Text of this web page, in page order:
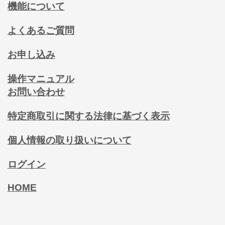
機能について
よくあるご質問
お申し込み
操作マニュアル
お問い合わせ
特定商取引に関する法律に基づく表示
個人情報の取り扱いについて
ログイン
HOME